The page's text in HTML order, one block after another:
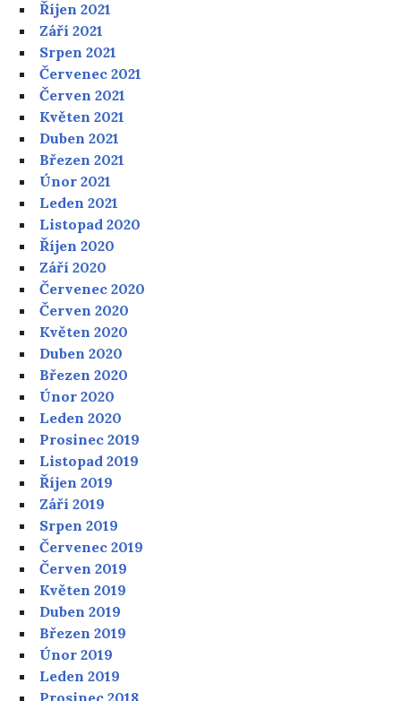
Říjen 2021
Září 2021
Srpen 2021
Červenec 2021
Červen 2021
Květen 2021
Duben 2021
Březen 2021
Únor 2021
Leden 2021
Listopad 2020
Říjen 2020
Září 2020
Červenec 2020
Červen 2020
Květen 2020
Duben 2020
Březen 2020
Únor 2020
Leden 2020
Prosinec 2019
Listopad 2019
Říjen 2019
Září 2019
Srpen 2019
Červenec 2019
Červen 2019
Květen 2019
Duben 2019
Březen 2019
Únor 2019
Leden 2019